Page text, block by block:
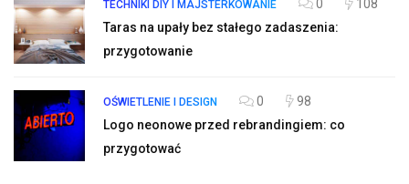
TECHNIKI DIY I MAJSTERKOWANIE 0
108
Taras na upały bez stałego zadaszenia:
przygotowanie
OŚWIETLENIE I DESIGN 0
98
Logo neonowe przed rebrandingiem: co
przygotować